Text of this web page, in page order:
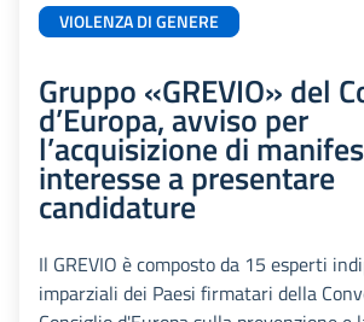
VIOLENZA DI GENERE
Gruppo «GREVIO» del
d’Europa, avviso per
l’acquisizione di
interesse a presentare
candidature
Il GREVIO è composto da 15 esperti
imparziali dei Paesi firmatari della